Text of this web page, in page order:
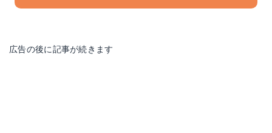
広告の後に記事が続きます